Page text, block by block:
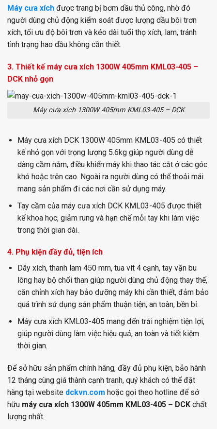
Máy cưa xích được trang bị bơm dầu thủ công, nhờ đó
người dùng chủ động kiểm soát được lượng dầu bôi trơn
xích, tối ưu độ bôi trơn và kéo dài tuổi thọ xích, lam, tránh
tình trạng hao dầu không cần thiết.
3. Thiết kế máy cưa xích 1300W 405mm KML03-405 –
DCK nhỏ gọn
Máy cưa xích 1300W 405mm KML03-405 – DCK
Máy cưa xích DCK 1300W 405mm KML03-405 có thiết
kế nhỏ gọn với trọng lượng 5.6kg giúp người dùng dễ
dàng cầm nắm, điều khiển máy khi thao tác cắt ở các góc
khó hoặc trên cao. Ngoài ra người dùng có thể thoải mái
mang sản phẩm đi các nơi cần sử dụng máy.
Tay cầm của máy cưa xích DCK KML03-405 được thiết
kế khoa học, giảm rung và hạn chế mỏi tay khi làm việc
trong thời gian dài.
4. Phụ kiện đầy đủ, tiện ích
Dây xích, thanh lam 450 mm, tua vít 4 cạnh, tay vặn bu
lông hay bộ chổi than giúp người dùng chủ động thay thế,
căn chỉnh xích hay bảo dưỡng máy khi cần thiết, đảm bảo
quá trình sử dụng sản phẩm thuận tiện, an toàn, bền bỉ.
Máy cưa xích KML03-405 mang đến trải nghiệm tiện lợi,
giúp người dùng làm việc hiệu quả, an toàn và tiết kiệm
thời gian.
Để sở hữu sản phẩm chính hãng, đầy đủ phụ kiện, bảo hành
12 tháng cùng giá thành cạnh tranh, quý khách có thể đặt
hàng tại website dckvn.com hoặc gọi theo hotline để sở
hữu máy cưa xích 1300W 405mm KML03-405 – DCK chất
lượng nhất.